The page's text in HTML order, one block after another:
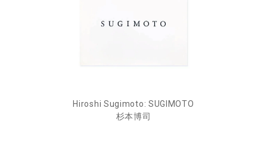
Hiroshi Sugimoto: SUGIMOTO
杉本博司